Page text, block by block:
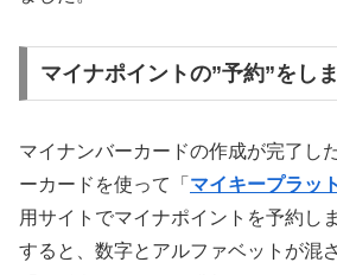
マイナポイントの”予約”をし
マイナンバーカードの作成が完了し
ーカードを使って「 マイキープラッ
用サイトでマイナポイントを予約し
すると、数字とアルファベットが混